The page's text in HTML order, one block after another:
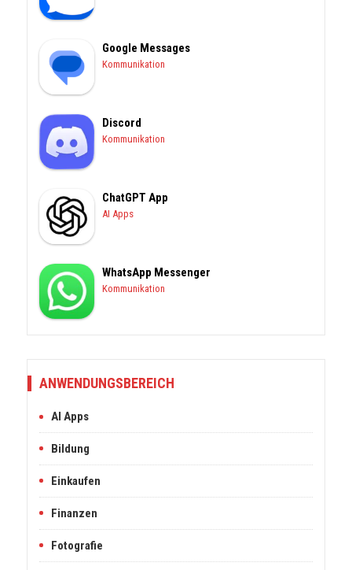
Google Messages
Kommunikation
Discord
Kommunikation
ChatGPT App
AI Apps
WhatsApp Messenger
Kommunikation
ANWENDUNGSBEREICH
AI Apps
Bildung
Einkaufen
Finanzen
Fotografie